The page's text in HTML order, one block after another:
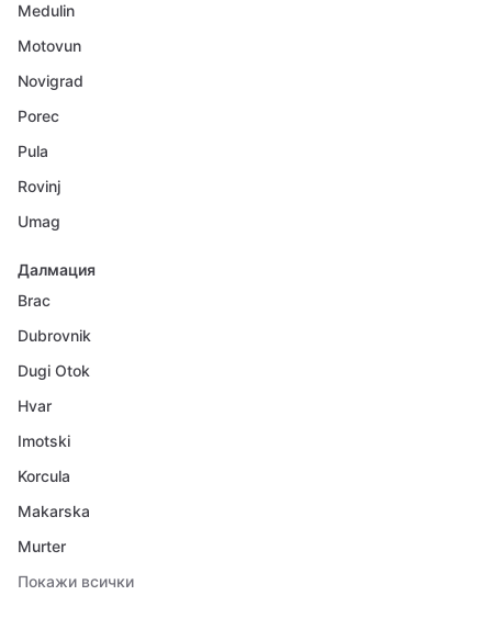
Medulin
Motovun
Novigrad
Porec
Pula
Rovinj
Umag
Далмация
Brac
Dubrovnik
Dugi Otok
Hvar
Imotski
Korcula
Makarska
Murter
Покажи всички